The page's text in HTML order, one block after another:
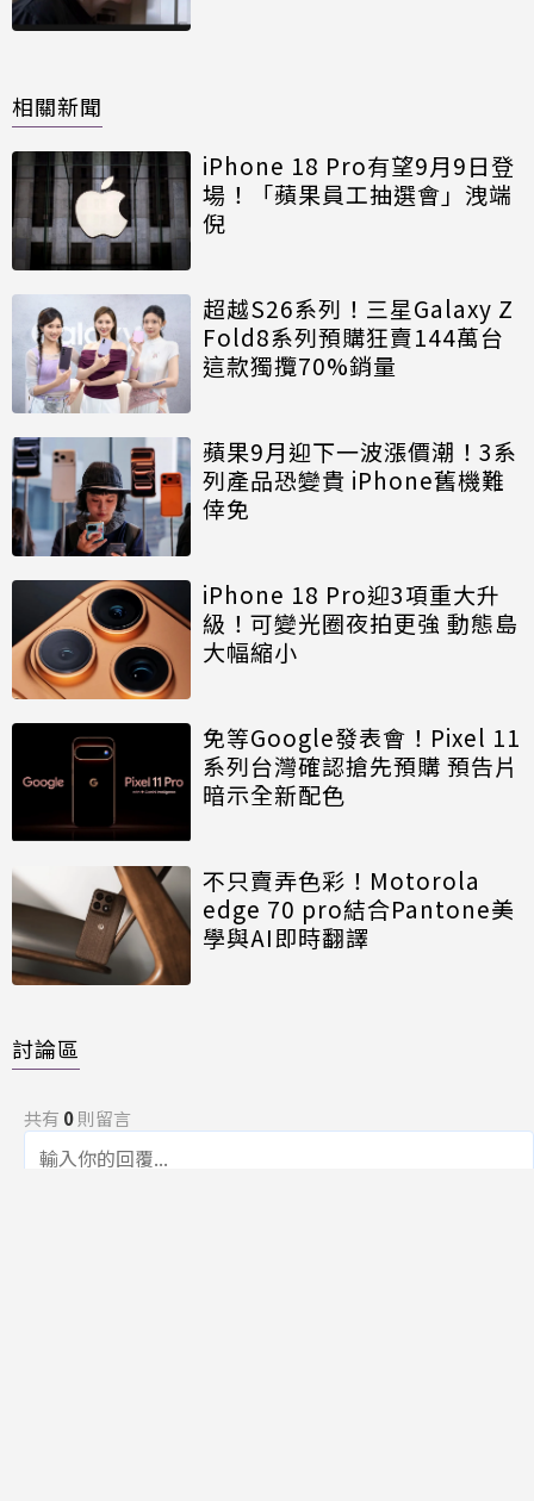
相關新聞
iPhone 18 Pro有望9月9日登
場！「蘋果員工抽選會」洩端
倪
超越S26系列！三星Galaxy Z
Fold8系列預購狂賣144萬台
這款獨攬70%銷量
蘋果9月迎下一波漲價潮！3系
列產品恐變貴 iPhone舊機難
倖免
iPhone 18 Pro迎3項重大升
級！可變光圈夜拍更強 動態島
大幅縮小
免等Google發表會！Pixel 11
系列台灣確認搶先預購 預告片
暗示全新配色
不只賣弄色彩！Motorola
edge 70 pro結合Pantone美
學與AI即時翻譯
討論區
共有 0則留言